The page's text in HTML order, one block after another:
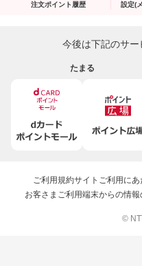
注文ポイント履歴 設定(
今後は下記のサー
たまる
ご利用規約サイトご利用に
お客さまご利用端末からの情
©